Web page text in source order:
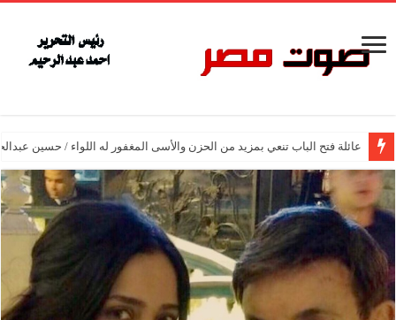
عائلة فتح الباب تنعي بمزيد من الحزن والأسى المغفور له اللواء / حسين